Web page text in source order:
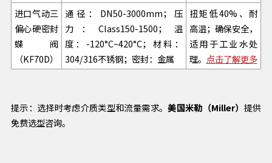
进口气动三
偏心硬密封
蝶阀
（KF70D）
通径：DN50-3000mm；压
力：Class150-1500；温
度：-120°C~420°C；材料：
304/316不锈钢；密封：金属
扭矩低40%、耐
高温；确保安全，
适用于工业水处
理。 点击了解更多
提示：选择时考虑介质类型和流量需求。美国米勒（Miller） 提供
免费选型咨询。